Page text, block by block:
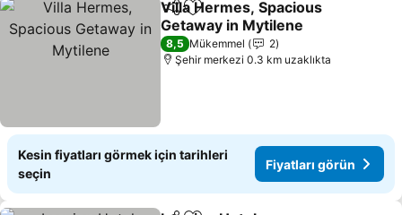
PaylaşFavorilerime ekle
Villa Hermes, Spacious
Getaway in Mytilene
Fiyatları görün
8,5 Mükemmel
2
Şehir merkezi 0.3 km uzaklıkta
Kesin fiyatları görmek için tarihleri
seçin
Fiyatları görün